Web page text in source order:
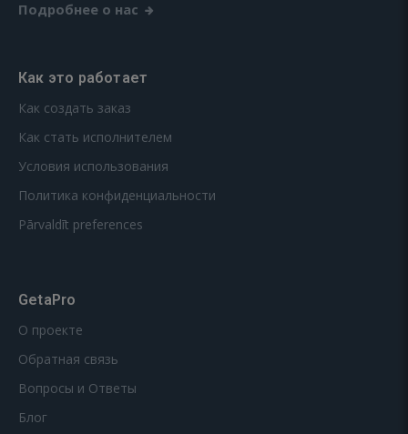
Подробнее о нас
Как это работает
Как создать заказ
Как стать исполнителем
Условия использования
Политика конфиденциальности
Pārvaldīt preferences
GetaPro
О проекте
Обратная связь
Вопросы и Ответы
Блог